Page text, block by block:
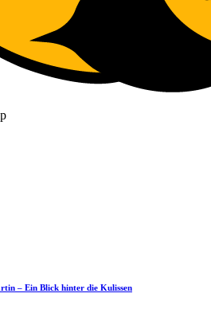
– Ein Blick hinter die Kulissen